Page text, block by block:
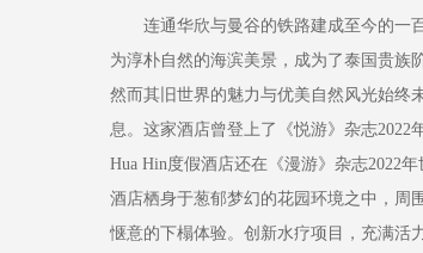
连通华欣与曼谷的铁路建成至今的一百
为淳朴自然的海滨美景，成为了泰国贵族
然而其旧世界的魅力与优美自然风光始终
息。这家酒店曾登上了《悦游》杂志2022
Hua Hin度假酒店还在《漫游》杂志2022
酒店栖身于葱郁梦幻的花园环境之中，周
惬意的下榻体验。创新水疗项目，充满活